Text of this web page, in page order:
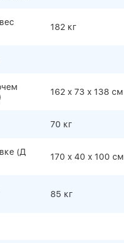
182 кг
162 x 73 x 138 cм
70 кг
(Д
170 x 40 x 100 см
85 кг